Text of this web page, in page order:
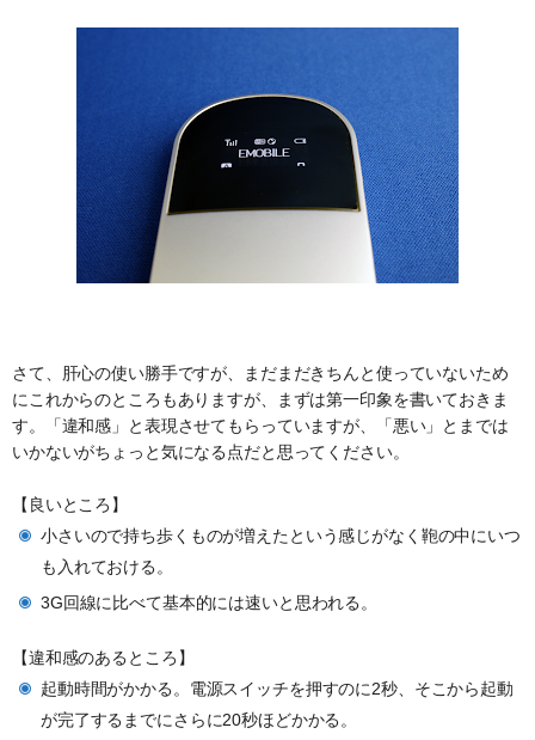
さて、肝心の使い勝手ですが、まだまだきちんと使っていないため
にこれからのところもありますが、まずは第一印象を書いておきま
す。「違和感」と表現させてもらっていますが、「悪い」とまでは
いかないがちょっと気になる点だと思ってください。
【良いところ】
小さいので持ち歩くものが増えたという感じがなく鞄の中にいつ
も入れておける。
3G回線に比べて基本的には速いと思われる。
【違和感のあるところ】
起動時間がかかる。電源スイッチを押すのに2秒、そこから起動
が完了するまでにさらに20秒ほどかかる。